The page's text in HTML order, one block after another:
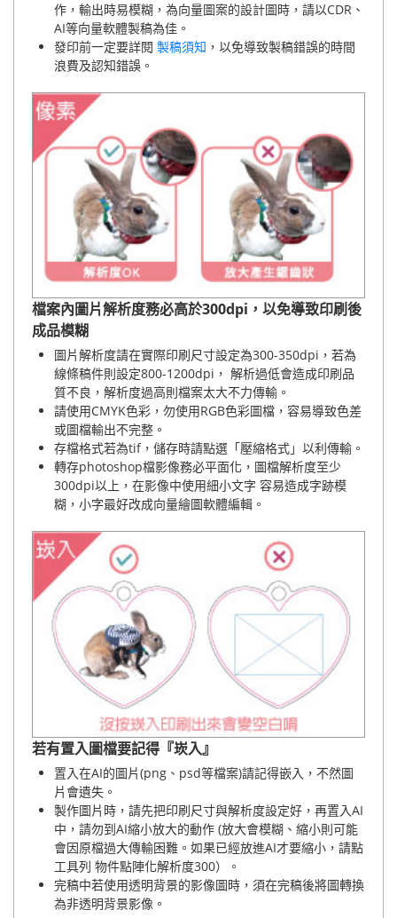
作，輸出時易模糊，為向量圖案的設計圖時，請以CDR、
AI等向量軟體製稿為佳。
發印前一定要詳閱 製稿須知 ，以免導致製稿錯誤的時間
浪費及認知錯誤。
檔案內圖片解析度務必高於300dpi，以免導致印刷後
成品模糊
圖片解析度請在實際印刷尺寸設定為300-350dpi，若為
線條稿件則設定800-1200dpi， 解析過低會造成印刷品
質不良，解析度過高則檔案太大不力傳輸。
請使用CMYK色彩，勿使用RGB色彩圖檔，容易導致色差
或圖檔輸出不完整。
存檔格式若為tif，儲存時請點選「壓縮格式」以利傳輸。
轉存photoshop檔影像務必平面化，圖檔解析度至少
300dpi以上，在影像中使用細小文字 容易造成字跡模
糊，小字最好改成向量繪圖軟體編輯。
若有置入圖檔要記得『崁入』
置入在AI的圖片(png、psd等檔案)請記得嵌入，不然圖
片會遺失。
製作圖片時，請先把印刷尺寸與解析度設定好，再置入AI
中，請勿到AI縮小放大的動作 (放大會模糊、縮小則可能
會因原檔過大傳輸困難。如果已經放進AI才要縮小，請點
工具列 物件點陣化解析度300）。
完稿中若使用透明背景的影像圖時，須在完稿後將圖轉換
為非透明背景影像。